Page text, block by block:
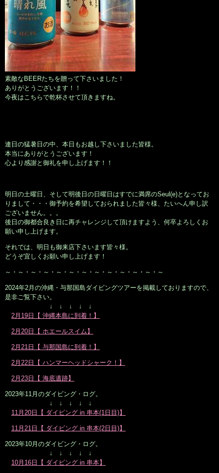
素敵なBEERたちを贈って下さいました！
ありがとうございます！！
今夜はこちらで乾杯させて頂きますね。
連日の猛暑日の中、本日もお越し下さいました皆様。
本当にありがとうございます！
心より感謝と御礼を申し上げます！！
明日の土曜日、そして明後日の日曜日はすでに満席のSeul(e)となってお
りまして・・・御予約を希望しておられました皆々様、たいへん申し訳
ございません。。。
後日の御都合良き日に再チャレンジして頂けますよう、何卒よろしくお
願い申し上げます。
それでは、明日も御来店下さいます皆々様。
どうぞ宜しくお願い申し上げます！
～・～・～・～・～・～・～・～・～・～・～・～・～
2024年2月の沖縄・与那国島ダイビングツアーを掲載しておりますので、
是非ご覧下さい。
↓ ↓ ↓ ↓ ↓
2月19日【 沖縄本島に到着！】
2月20日【 ホエールスイム】
2月21日【 与那国島に到着！】
2月22日【 ハンマーヘッドシャーク！】
2月23日【 海底遺跡】
2023年11月のダイビング・ログ。
↓ ↓ ↓ ↓ ↓
11月20日【 ダイビング in 串本(1日目)】
11月21日【 ダイビング in 串本(2日目)】
2023年10月のダイビング・ログ。
↓ ↓ ↓ ↓ ↓
10月16日【 ダイビング in 串本】